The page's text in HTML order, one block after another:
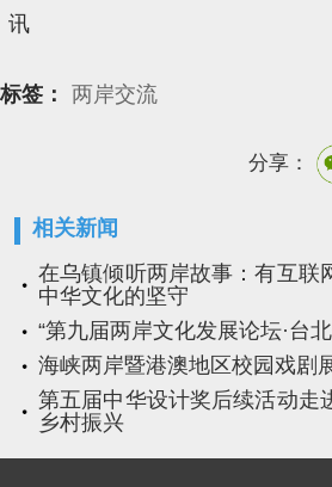
讯
标签： 两岸交流
分享：
相关新闻
在乌镇倾听两岸故事：有互联
中华文化的坚守
“第九届两岸文化发展论坛·台
海峡两岸暨港澳地区校园戏剧
第五届中华设计奖后续活动走
乡村振兴